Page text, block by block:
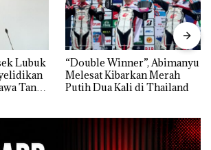
Lubuk
Tanpa
“Double Winner”, Abimanyu
Melesat Kibarkan Merah
Putih Dua Kali di Thailand